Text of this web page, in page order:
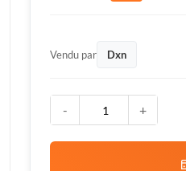
Vendu par Dxn
- +